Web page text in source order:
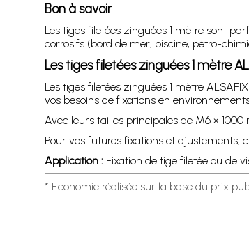
Bon à savoir
Les tiges filetées zinguées 1 mètre sont
corrosifs (bord de mer, piscine, pétro-
Les tiges filetées zinguées 1 mètre
Les tiges filetées zinguées 1 mètre
vos besoins de fixations en
Avec leurs tailles principales de M6 ×
Pour vos futures fixations et ajustements,
Application :Fixation de tige filetée ou de
* Economie réalisée sur la base du prix